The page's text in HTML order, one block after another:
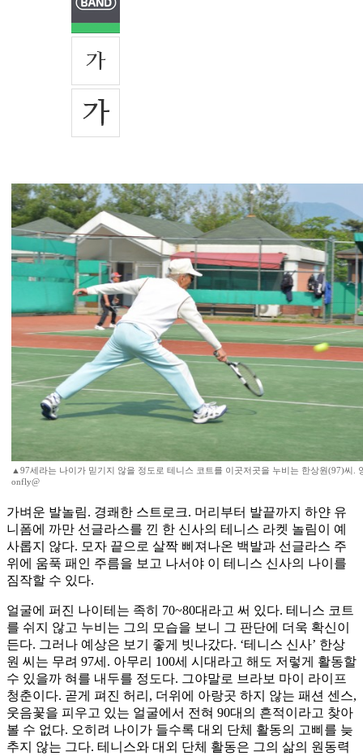
▲97세라는 나이가 믿기지 않을 정도로 테니스 코트를 이곳저곳을 누비는 한상원(97)씨.
onfly@
가벼운 발놀림. 경쾌한 스트로크. 머리부터 발끝까지 하얀 유
니폼에 까만 선글라스를 낀 한 신사의 테니스 라켓 놀림이 예
사롭지 않다. 모자 끝으로 살짝 삐져나온 백발과 선글라스 주
위에 움푹 패인 주름을 보고 나서야 이 테니스 신사의 나이를
짐작할 수 있다.
얼굴에 퍼진 나이테는 족히 70~80대라고 써 있다. 테니스 코트
를 쉬지 않고 누비는 그의 모습을 보니 그 판단에 더욱 확신이
든다. 그러나 예상은 보기 좋게 빗나갔다. ‘테니스 신사’ 한상
원 씨는 무려 97세. 아무리 100세 시대라고 해도 저렇게 활동할
수 있을까 혀를 내두를 정도다. 그야말로 브라보 마이 라이프
청춘이다. 곧게 펴진 허리, 더위에 아랑곳 하지 않는 패션 센스,
웃음꽃을 피우고 있는 얼굴에서 전혀 90대의 흔적이라고 찾아
볼 수 없다. 오히려 나이가 들수록 대외 단체 활동의 고삐를 늦
추지 않는 그다. 테니스와 대외 단체 활동은 그의 삶의 원동력